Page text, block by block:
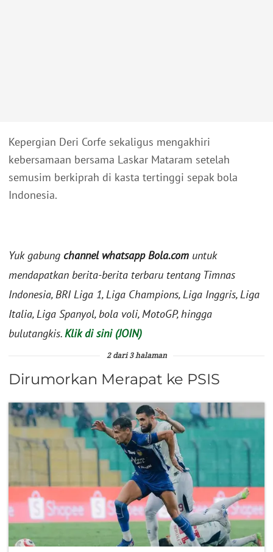
Kepergian Deri Corfe sekaligus mengakhiri
kebersamaan bersama Laskar Mataram setelah
semusim berkiprah di kasta tertinggi sepak bola
Indonesia.
Yuk gabung channel whatsapp Bola.com untuk
mendapatkan berita-berita terbaru tentang Timnas
Indonesia, BRI Liga 1, Liga Champions, Liga Inggris, Liga
Italia, Liga Spanyol, bola voli, MotoGP, hingga
bulutangkis.Klik di sini (JOIN)
2 dari 3 halaman
Dirumorkan Merapat ke PSIS